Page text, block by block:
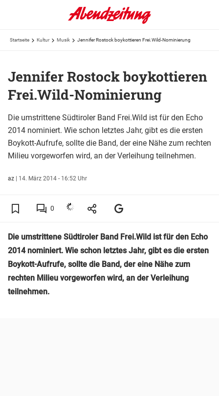
Startseite Kultur Musik Jennifer Rostock boykottieren Frei.Wild-Nominierung
Jennifer Rostock boykottieren
Frei.Wild-Nominierung
Die umstrittene Südtiroler Band Frei.Wild ist für den Echo
2014 nominiert. Wie schon letztes Jahr, gibt es die ersten
Boykott-Aufrufe, sollte die Band, der eine Nähe zum rechten
Milieu vorgeworfen wird, an der Verleihung teilnehmen.
az | 14. März 2014 - 16:52 Uhr
0
Die umstrittene Südtiroler Band Frei.Wild ist für den Echo
2014 nominiert. Wie schon letztes Jahr, gibt es die ersten
Boykott-Aufrufe, sollte die Band, der eine Nähe zum
rechten Milieu vorgeworfen wird, an der Verleihung
teilnehmen.